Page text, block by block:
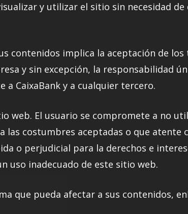
y utilizar el sitio sin necesidad
contenidos implica la aceptación de
y sin excepción, la responsabilidad
CaixaBank y a cualquier tercero.
web. El usuario se compromete a no
las costumbres aceptadas o que atente
o perjudicial para la derechos e
uso inadecuado de este sitio web.
que pueda afectar a sus contenidos,